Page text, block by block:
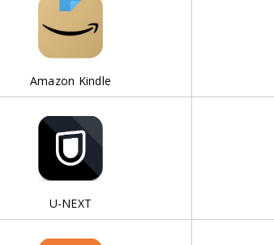
Amazon Kindle
U-NEXT